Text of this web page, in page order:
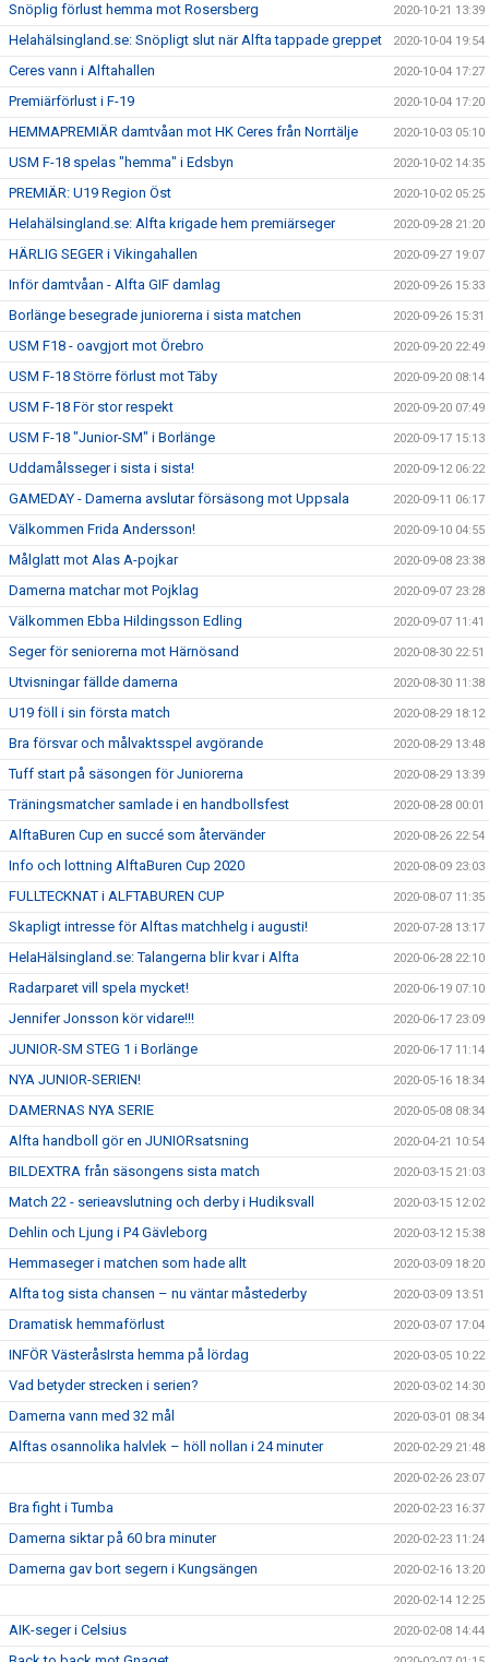
Snöplig förlust hemma mot Rosersberg 2020-10-21 13:39
Helahälsingland.se: Snöpligt slut när Alfta tappade greppet 2020-10-04 19:54
Ceres vann i Alftahallen 2020-10-04 17:27
Premiärförlust i F-19 2020-10-04 17:20
HEMMAPREMIÄR damtvåan mot HK Ceres från Norrtälje 2020-10-03 05:10
USM F-18 spelas "hemma" i Edsbyn 2020-10-02 14:35
PREMIÄR: U19 Region Öst 2020-10-02 05:25
Helahälsingland.se: Alfta krigade hem premiärseger 2020-09-28 21:20
HÄRLIG SEGER i Vikingahallen 2020-09-27 19:07
Inför damtvåan - Alfta GIF damlag 2020-09-26 15:33
Borlänge besegrade juniorerna i sista matchen 2020-09-26 15:31
USM F18 - oavgjort mot Örebro 2020-09-20 22:49
USM F-18 Större förlust mot Täby 2020-09-20 08:14
USM F-18 För stor respekt 2020-09-20 07:49
USM F-18 "Junior-SM" i Borlänge 2020-09-17 15:13
Uddamålsseger i sista i sista! 2020-09-12 06:22
GAMEDAY - Damerna avslutar försäsong mot Uppsala 2020-09-11 06:17
Välkommen Frida Andersson! 2020-09-10 04:55
Målglatt mot Alas A-pojkar 2020-09-08 23:38
Damerna matchar mot Pojklag 2020-09-07 23:28
Välkommen Ebba Hildingsson Edling 2020-09-07 11:41
Seger för seniorerna mot Härnösand 2020-08-30 22:51
Utvisningar fällde damerna 2020-08-30 11:38
U19 föll i sin första match 2020-08-29 18:12
Bra försvar och målvaktsspel avgörande 2020-08-29 13:48
Tuff start på säsongen för Juniorerna 2020-08-29 13:39
Träningsmatcher samlade i en handbollsfest 2020-08-28 00:01
AlftaBuren Cup en succé som återvänder 2020-08-26 22:54
Info och lottning AlftaBuren Cup 2020 2020-08-09 23:03
FULLTECKNAT i ALFTABUREN CUP 2020-08-07 11:35
Skapligt intresse för Alftas matchhelg i augusti! 2020-07-28 13:17
HelaHälsingland.se: Talangerna blir kvar i Alfta 2020-06-28 22:10
Radarparet vill spela mycket! 2020-06-19 07:10
Jennifer Jonsson kör vidare!!! 2020-06-17 23:09
JUNIOR-SM STEG 1 i Borlänge 2020-06-17 11:14
NYA JUNIOR-SERIEN! 2020-05-16 18:34
DAMERNAS NYA SERIE 2020-05-08 08:34
Alfta handboll gör en JUNIORsatsning 2020-04-21 10:54
BILDEXTRA från säsongens sista match 2020-03-15 21:03
Match 22 - serieavslutning och derby i Hudiksvall 2020-03-15 12:02
Dehlin och Ljung i P4 Gävleborg 2020-03-12 15:38
Hemmaseger i matchen som hade allt 2020-03-09 18:20
Alfta tog sista chansen – nu väntar måstederby 2020-03-09 13:51
Dramatisk hemmaförlust 2020-03-07 17:04
INFÖR VästeråsIrsta hemma på lördag 2020-03-05 10:22
Vad betyder strecken i serien? 2020-03-02 14:30
Damerna vann med 32 mål 2020-03-01 08:34
Alftas osannolika halvlek – höll nollan i 24 minuter 2020-02-29 21:48
2020-02-26 23:07
Bra fight i Tumba 2020-02-23 16:37
Damerna siktar på 60 bra minuter 2020-02-23 11:24
Damerna gav bort segern i Kungsängen 2020-02-16 13:20
2020-02-14 12:25
AIK-seger i Celsius 2020-02-08 14:44